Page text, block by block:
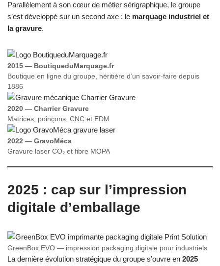
Parallèlement à son cœur de métier sérigraphique, le groupe
s’est développé sur un second axe : le marquage industriel et
la gravure.
2015 — BoutiqueduMarquage.fr
Boutique en ligne du groupe, héritière d’un savoir-faire depuis
1886
2020 — Charrier Gravure
Matrices, poinçons, CNC et EDM
2022 — GravoMéca
Gravure laser CO₂ et fibre MOPA
2025 : cap sur l’impression
digitale d’emballage
GreenBox EVO — impression packaging digitale pour industriels
La dernière évolution stratégique du groupe s’ouvre en 2025